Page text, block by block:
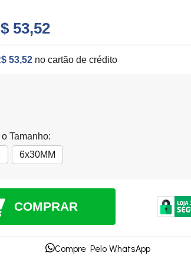
53,52
53,52 no cartão de crédito
Tamanho:
6x30MM
COMPRAR
Compre Pelo WhatsApp